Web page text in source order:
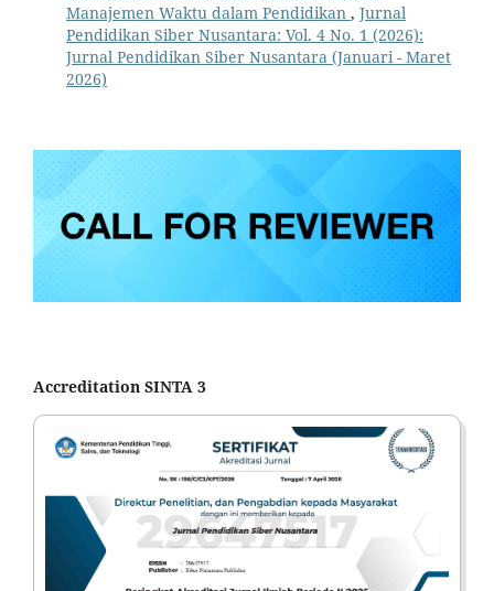
Manajemen Waktu dalam Pendidikan , Jurnal
Pendidikan Siber Nusantara: Vol. 4 No. 1 (2026):
Jurnal Pendidikan Siber Nusantara (Januari - Maret
2026)
Accreditation SINTA 3